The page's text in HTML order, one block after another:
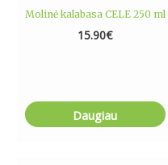
Molinė kalabasa CELE 250 ml
15.90€
Daugiau